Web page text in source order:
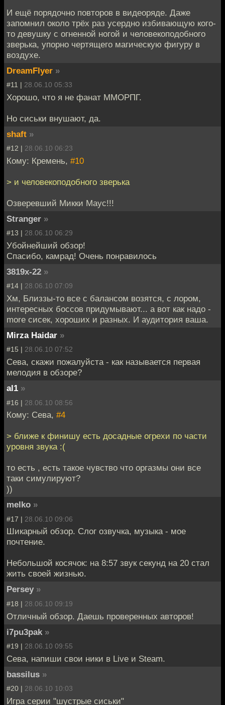
И ещё порядочно повторов в видеоряде. Даже
запомнил около трёх раз усердно избивающую кого-
то девушку с огненной ногой и человекоподобного
зверька, упорно чертящего магическую фигуру в
воздухе.
DreamFlyer »
#11 | 28.06.10 05:33
Хорошо, что я не фанат ММОРПГ.
Но сиськи внушают, да.
shaft »
#12 | 28.06.10 06:23
Кому: Кремень, #10
> и человекоподобного зверька
Озверевший Микки Маус!!!
Stranger »
#13 | 28.06.10 06:29
Убойнейший обзор!
Спасибо, камрад! Очень понравилось
3819x-22 »
#14 | 28.06.10 07:09
Хм, Близзы-то все с балансом возятся, с лором,
интересных боссов придумывают... а вот как надо -
more сисек, хороших и разных. И аудитория ваша.
Mirza Haidar »
#15 | 28.06.10 07:52
Сева, скажи пожалуйста - как называется первая
мелодия в обзоре?
al1 »
#16 | 28.06.10 08:56
Кому: Сева, #4
> ближе к финишу есть досадные огрехи по части
уровня звука :(
то есть , есть такое чувство что оргазмы они все
таки симулируют?
))
melko »
#17 | 28.06.10 09:06
Шикарный обзор. Слог озвучка, музыка - мое
почтение.
Небольшой косячок: на 8:57 звук секунд на 20 стал
жить своей жизнью.
Persey »
#18 | 28.06.10 09:19
Отличный обзор. Даешь проверенных авторов!
i7pu3pak »
#19 | 28.06.10 09:55
Сева, напиши свои ники в Live и Steam.
bassilus »
#20 | 28.06.10 10:03
Игра серии "шустрые сиськи"